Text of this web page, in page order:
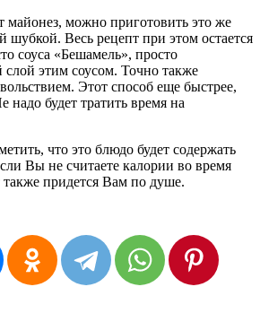
майонез, можно приготовить это же
шубкой. Весь рецепт при этом остается
соуса «Бешамель», просто
этим соусом. Точно также
Этот способ еще быстрее,
будет тратить время на
что это блюдо будет содержать
Вы не считаете калории во время
также придется Вам по душе.